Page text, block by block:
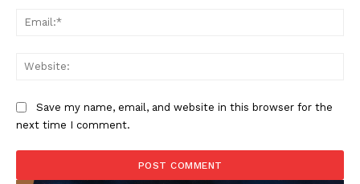
Save my name, email, and website in this browser for the
next time I comment.